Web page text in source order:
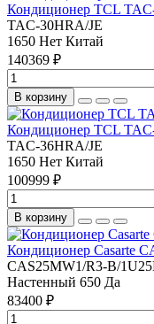
Кондиционер TCL
TAC-30HRA/JE
1650 Нет Китай
140369 ₽
В корзину
Кондиционер TCL
TAC-36HRA/JE
1650 Нет Китай
100999 ₽
В корзину
Кондиционер Casarte
СAS25MW1/R3-B/
Настенный 650 Да
83400 ₽